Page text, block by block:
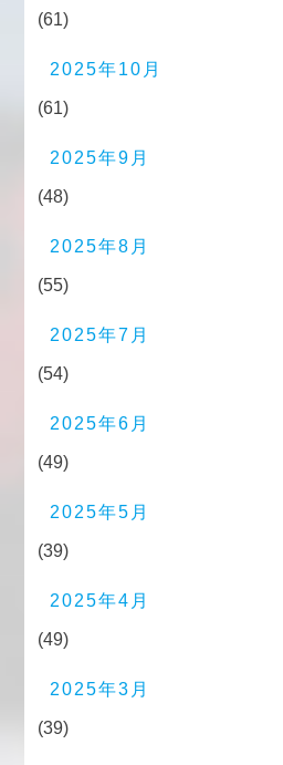
(61)
2025年10月
(61)
2025年9月
(48)
2025年8月
(55)
2025年7月
(54)
2025年6月
(49)
2025年5月
(39)
2025年4月
(49)
2025年3月
(39)